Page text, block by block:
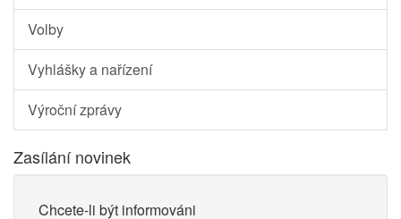
Volby
Vyhlášky a nařízení
Výroční zprávy
Zasílání novinek
Chcete-li být informováni